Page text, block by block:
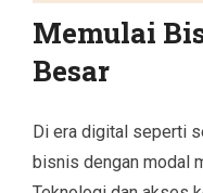
Memulai
Besar
Di era digital seperti
bisnis dengan modal